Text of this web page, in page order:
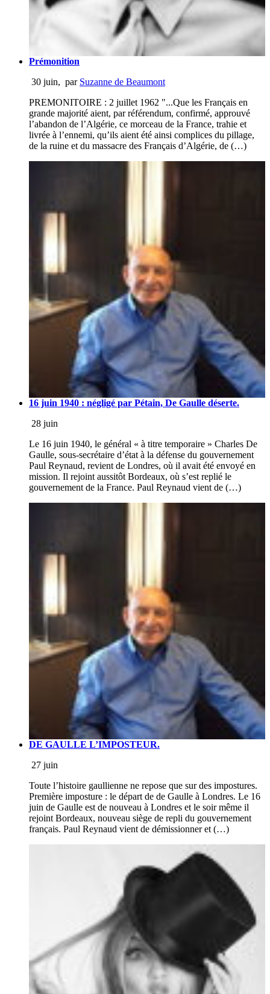
Prémonition
30 juin, par Suzanne de Beaumont
PREMONITOIRE : 2 juillet 1962 "...Que les Français en
grande majorité aient, par référendum, confirmé, approuvé
l’abandon de l’Algérie, ce morceau de la France, trahie et
livrée à l’ennemi, qu’ils aient été ainsi complices du pillage,
de la ruine et du massacre des Français d’Algérie, de (…)
16 juin 1940 : négligé par Pétain, De Gaulle déserte.
28 juin
Le 16 juin 1940, le général « à titre temporaire » Charles De
Gaulle, sous-secrétaire d’état à la défense du gouvernement
Paul Reynaud, revient de Londres, où il avait été envoyé en
mission. Il rejoint aussitôt Bordeaux, où s’est replié le
gouvernement de la France. Paul Reynaud vient de (…)
DE GAULLE L’IMPOSTEUR.
27 juin
Toute l’histoire gaullienne ne repose que sur des impostures.
Première imposture : le départ de de Gaulle à Londres. Le 16
juin de Gaulle est de nouveau à Londres et le soir même il
rejoint Bordeaux, nouveau siège de repli du gouvernement
français. Paul Reynaud vient de démissionner et (…)